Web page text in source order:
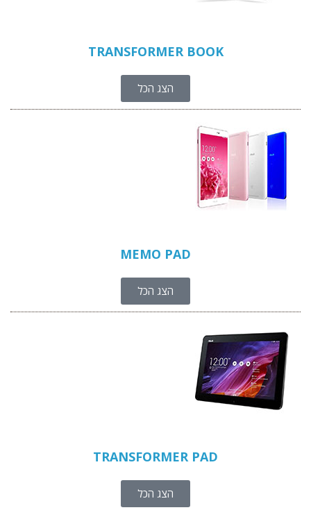
TRANSFORMER BOOK
הצג הכל
MEMO PAD
הצג הכל
TRANSFORMER PAD
הצג הכל